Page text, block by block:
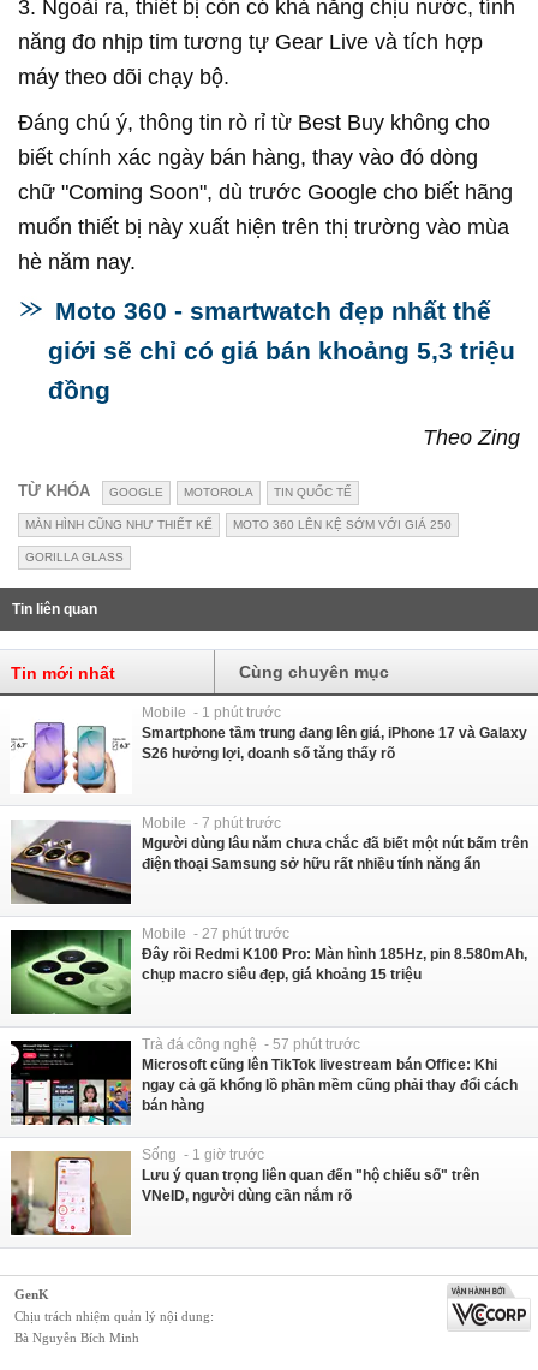
3. Ngoài ra, thiết bị còn có khả năng chịu nước, tính
năng đo nhịp tim tương tự Gear Live và tích hợp
máy theo dõi chạy bộ.
Đáng chú ý, thông tin rò rỉ từ Best Buy không cho
biết chính xác ngày bán hàng, thay vào đó dòng
chữ "Coming Soon", dù trước Google cho biết hãng
muốn thiết bị này xuất hiện trên thị trường vào mùa
hè năm nay.
Moto 360 - smartwatch đẹp nhất thế
giới sẽ chỉ có giá bán khoảng 5,3 triệu
đồng
Theo Zing
TỪ KHÓA GOOGLE MOTOROLA TIN QUỐC TẾ
MÀN HÌNH CŨNG NHƯ THIẾT KẾ MOTO 360 LÊN KỆ SỚM VỚI GIÁ 250
GORILLA GLASS
Tin liên quan
Tin mới nhất Cùng chuyên mục
Mobile - 1 phút trước
Smartphone tầm trung đang lên giá, iPhone 17 và Galaxy
S26 hưởng lợi, doanh số tăng thấy rõ
Mobile - 7 phút trước
Mgười dùng lâu năm chưa chắc đã biết một nút bấm trên
điện thoại Samsung sở hữu rất nhiều tính năng ẩn
Mobile - 27 phút trước
Đây rồi Redmi K100 Pro: Màn hình 185Hz, pin 8.580mAh,
chụp macro siêu đẹp, giá khoảng 15 triệu
Trà đá công nghệ - 57 phút trước
Microsoft cũng lên TikTok livestream bán Office: Khi
ngay cả gã khổng lồ phần mềm cũng phải thay đổi cách
bán hàng
Sống - 1 giờ trước
Lưu ý quan trọng liên quan đến "hộ chiếu số" trên
VNeID, người dùng cần nắm rõ
GenK
Chịu trách nhiệm quản lý nội dung:
Bà Nguyễn Bích Minh